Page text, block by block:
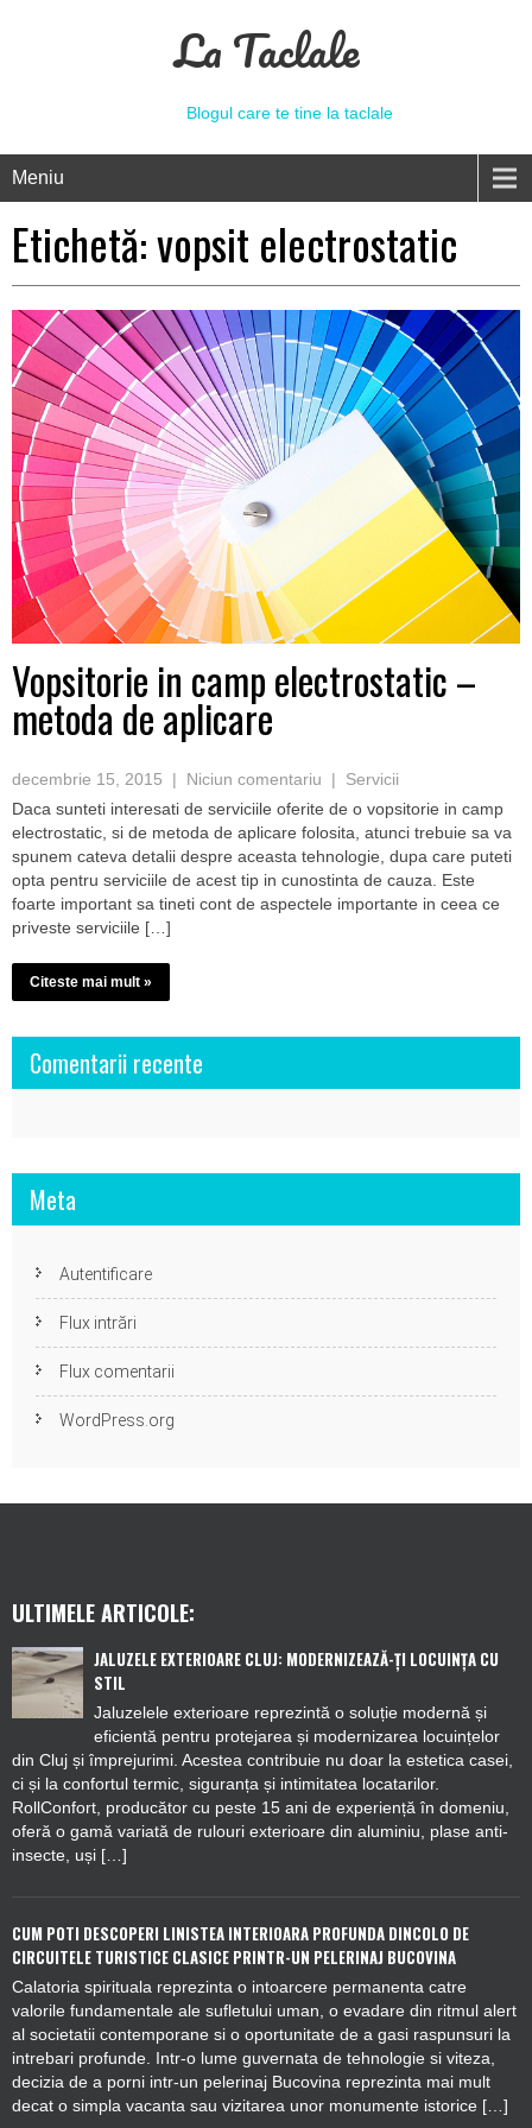
La Taclale
Blogul care te tine la taclale
Meniu
Etichetă:vopsit electrostatic
Vopsitorie in camp electrostatic –
metoda de aplicare
decembrie 15, 2015 | Niciun comentariu | Servicii
Daca sunteti interesati de serviciile oferite de o vopsitorie in camp
electrostatic, si de metoda de aplicare folosita, atunci trebuie sa va
spunem cateva detalii despre aceasta tehnologie, dupa care puteti
opta pentru serviciile de acest tip in cunostinta de cauza. Este
foarte important sa tineti cont de aspectele importante in ceea ce
priveste serviciile […]
Citeste mai mult »
Comentarii recente
Meta
Autentificare
Flux intrări
Flux comentarii
WordPress.org
ULTIMELE ARTICOLE:
JALUZELE EXTERIOARE CLUJ: MODERNIZEAZĂ-ȚI LOCUINȚA CU
STIL
Jaluzelele exterioare reprezintă o soluție modernă și
eficientă pentru protejarea și modernizarea locuințelor
din Cluj și împrejurimi. Acestea contribuie nu doar la estetica casei,
ci și la confortul termic, siguranța și intimitatea locatarilor.
RollConfort, producător cu peste 15 ani de experiență în domeniu,
oferă o gamă variată de rulouri exterioare din aluminiu, plase anti-
insecte, uși […]
CUM POTI DESCOPERI LINISTEA INTERIOARA PROFUNDA DINCOLO DE
CIRCUITELE TURISTICE CLASICE PRINTR-UN PELERINAJ BUCOVINA
Calatoria spirituala reprezinta o intoarcere permanenta catre
valorile fundamentale ale sufletului uman, o evadare din ritmul alert
al societatii contemporane si o oportunitate de a gasi raspunsuri la
intrebari profunde. Intr-o lume guvernata de tehnologie si viteza,
decizia de a porni intr-un pelerinaj Bucovina reprezinta mai mult
decat o simpla vacanta sau vizitarea unor monumente istorice […]